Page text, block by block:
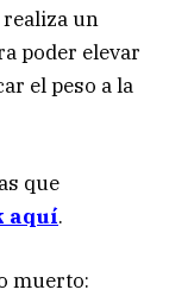
realiza un
poder elevar
el peso a la
que
aquí.
muerto: